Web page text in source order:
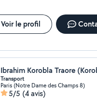
Voir le profil
Ibrahim Korobla Traore
Transport
Paris (Notre Dame des Champs 8)
5/5 (4 avis)